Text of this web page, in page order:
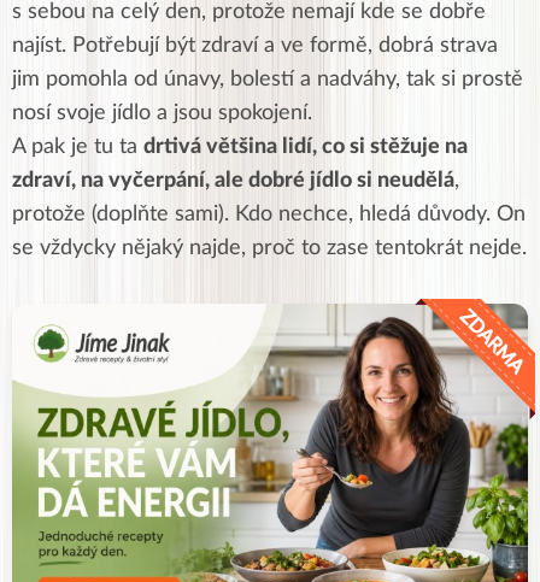
s sebou na celý den, protože nemají kde se dobře
najíst. Potřebují být zdraví a ve formě, dobrá strava
jim pomohla od únavy, bolestí a nadváhy, tak si prostě
nosí svoje jídlo a jsou spokojení.
A pak je tu ta drtivá většina lidí, co si stěžuje na
zdraví, na vyčerpání, ale dobré jídlo si neudělá,
protože (doplňte sami). Kdo nechce, hledá důvody. On
se vždycky nějaký najde, proč to zase tentokrát nejde.